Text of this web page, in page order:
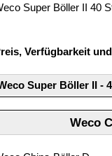
Super Böller II 40
Verfügbarkeit
Super Böller II -
Weco